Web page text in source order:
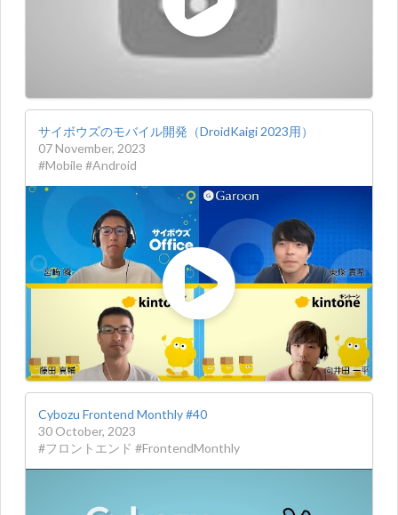
サイボウズのモバイル開発（DroidKaigi 2023用）
07 November, 2023
#Mobile #Android
Cybozu Frontend Monthly #40
30 October, 2023
#フロントエンド #FrontendMonthly